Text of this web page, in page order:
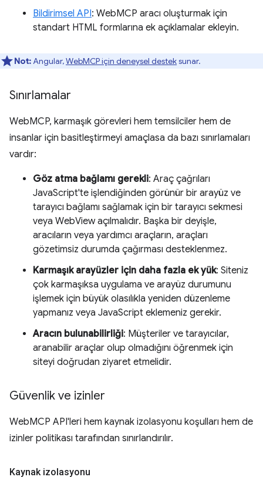
Bildirimsel API: WebMCP aracı oluşturmak için
standart HTML formlarına ek açıklamalar ekleyin.
Not:Angular,WebMCP için deneysel desteksunar.
Sınırlamalar
WebMCP, karmaşık görevleri hem temsilciler hem de
insanlar için basitleştirmeyi amaçlasa da bazı sınırlamaları
vardır:
Göz atma bağlamı gerekli: Araç çağrıları
JavaScript'te işlendiğinden görünür bir arayüz ve
tarayıcı bağlamı sağlamak için bir tarayıcı sekmesi
veya WebView açılmalıdır. Başka bir deyişle,
aracıların veya yardımcı araçların, araçları
gözetimsiz durumda çağırması desteklenmez.
Karmaşık arayüzler için daha fazla ek yük: Siteniz
çok karmaşıksa uygulama ve arayüz durumunu
işlemek için büyük olasılıkla yeniden düzenleme
yapmanız veya JavaScript eklemeniz gerekir.
Aracın bulunabilirliği: Müşteriler ve tarayıcılar,
aranabilir araçlar olup olmadığını öğrenmek için
siteyi doğrudan ziyaret etmelidir.
Güvenlik ve izinler
WebMCP API'leri hem kaynak izolasyonu koşulları hem de
izinler politikası tarafından sınırlandırılır.
Kaynak izolasyonu